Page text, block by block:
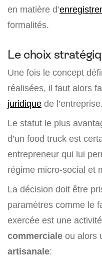
en matière d’
formalités.
Le choix
Une fois le concept
réalisées, il faut alors
juridique de l’entreprise.
Le statut le plus
d’un food truck est
entrepreneur qui lui
régime micro-social et
La décision doit être
paramètres comme le
exercée est une activité
commerciale ou alors
artisanale: